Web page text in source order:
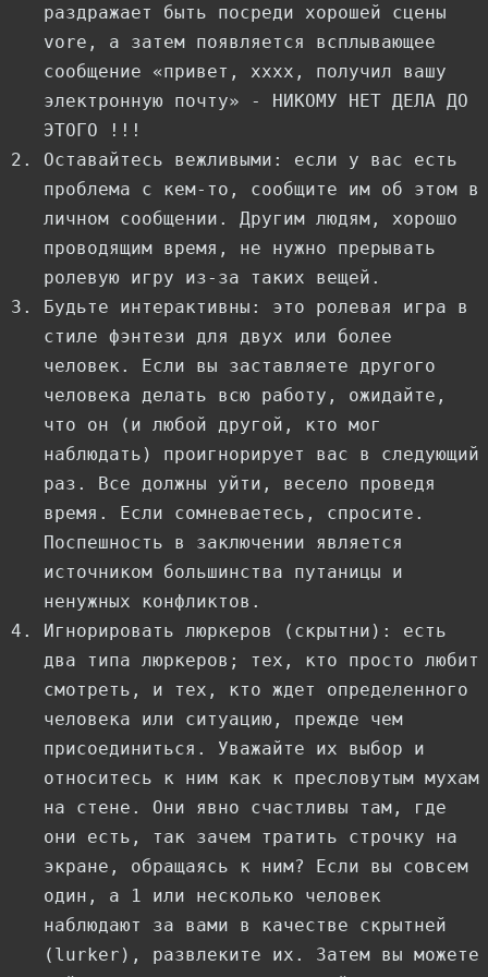
раздражает быть посреди хорошей сцены
vore, а затем появляется всплывающее
сообщение «привет, хххх, получил вашу
электронную почту» - НИКОМУ НЕТ ДЕЛА ДО
ЭТОГО !!!
Оставайтесь вежливыми: если у вас есть
проблема с кем-то, сообщите им об этом в
личном сообщении. Другим людям, хорошо
проводящим время, не нужно прерывать
ролевую игру из-за таких вещей.
Будьте интерактивны: это ролевая игра в
стиле фэнтези для двух или более
человек. Если вы заставляете другого
человека делать всю работу, ожидайте,
что он (и любой другой, кто мог
наблюдать) проигнорирует вас в следующий
раз. Все должны уйти, весело проведя
время. Если сомневаетесь, спросите.
Поспешность в заключении является
источником большинства путаницы и
ненужных конфликтов.
Игнорировать люркеров (скрытни): есть
два типа люркеров; тех, кто просто любит
смотреть, и тех, кто ждет определенного
человека или ситуацию, прежде чем
присоединиться. Уважайте их выбор и
относитесь к ним как к пресловутым мухам
на стене. Они явно счастливы там, где
они есть, так зачем тратить строчку на
экране, обращаясь к ним? Если вы совсем
один, а 1 или несколько человек
наблюдают за вами в качестве скрытней
(lurker), развлеките их. Затем вы можете